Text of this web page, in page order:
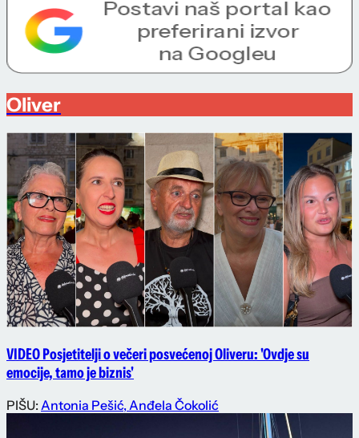
Oliver
VIDEO Posjetitelji o večeri posvećenoj Oliveru: 'Ovdje su
emocije, tamo je biznis'
PIŠU: Antonia Pešić,Anđela Čokolić